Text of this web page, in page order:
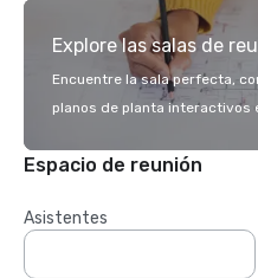
Explore las salas de
Encuentre la sala perfecta,
planos de planta interactivos
Espacio de reunión
Asistentes